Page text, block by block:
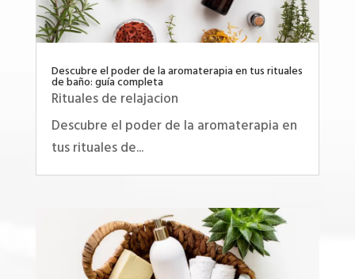
Descubre el poder de la aromaterapia en tus rituales
de baño: guía completa
Rituales de relajacion
Descubre el poder de la aromaterapia en
tus rituales de...